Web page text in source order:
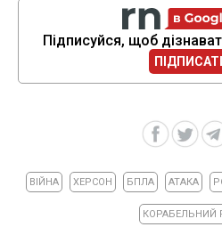
Підписуйся, щоб
ВІЙНА ХЕРСОН БПЛА АТАКА
КОРАБЕЛЬНИЙ